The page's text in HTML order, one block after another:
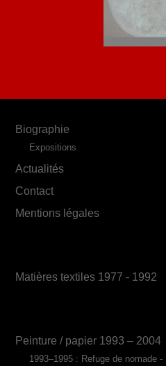
Biographie
Expositions
Actualités
Contact
Mentions légales
Matières textiles 1977 - 1992
Peinture / papier 1993 – 2004
1993–1995 : Refuge de nomade